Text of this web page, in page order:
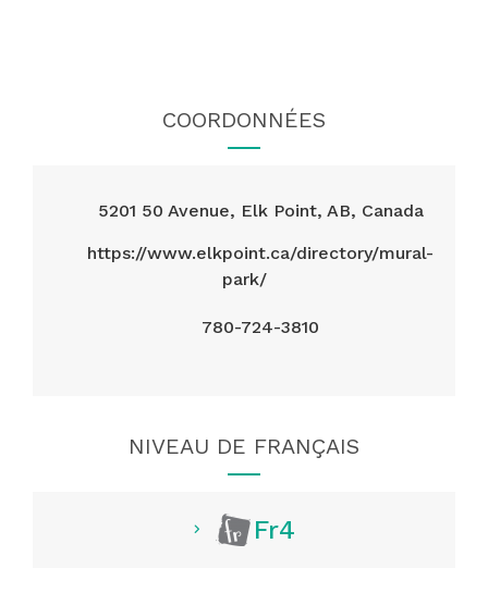
COORDONNÉES
5201 50 Avenue, Elk Point, AB, Canada
https://www.elkpoint.ca/directory/mural-
park/
780-724-3810
NIVEAU DE FRANÇAIS
Fr4